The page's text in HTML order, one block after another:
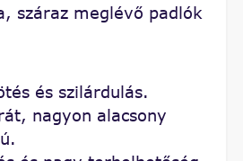
száraz meglévő padlók
és szilárdulás.
nagyon alacsony